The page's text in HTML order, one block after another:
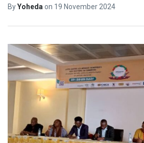
ByYoheda on 19 November 2024